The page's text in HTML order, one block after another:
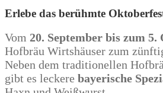
Erlebe das berühmte
Vom 20. September bis zum 5.
Hofbräu Wirtshäuser zum
Neben dem traditionellen
gibt es leckere bayerische